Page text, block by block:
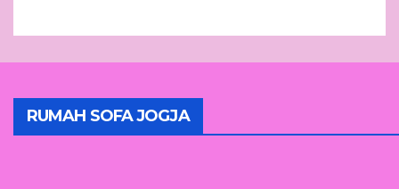
RUMAH SOFA JOGJA